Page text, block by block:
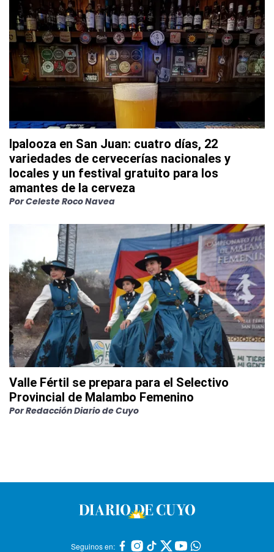
Ipalooza en San Juan: cuatro días, 22
variedades de cervecerías nacionales y
locales y un festival gratuito para los
amantes de la cerveza
PorCeleste Roco Navea
Valle Fértil se prepara para el Selectivo
Provincial de Malambo Femenino
PorRedacción Diario de Cuyo
Seguinos en: